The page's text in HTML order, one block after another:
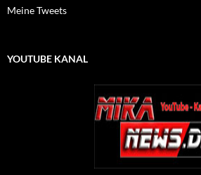
Meine Tweets
YOUTUBE KANAL